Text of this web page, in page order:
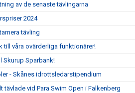
av de senaste tävlingarna
2024
tävling
till våra ovärderliga funktionärer!
Skurup Sparbank!
- Skånes idrottsledarstipendium
tävlade vid Para Swim Open i Falkenberg